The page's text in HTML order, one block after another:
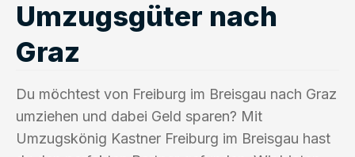
Umzugsgüter nach
Graz
Du möchtest von Freiburg im Breisgau nach Graz
umziehen und dabei Geld sparen? Mit
Umzugskönig Kastner Freiburg im Breisgau hast